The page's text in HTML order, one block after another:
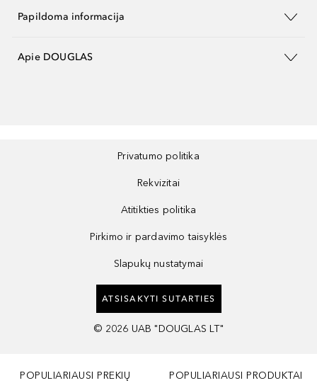
Papildoma informacija
Apie DOUGLAS
Privatumo politika
Rekvizitai
Atitikties politika
Pirkimo ir pardavimo taisyklės
Slapukų nustatymai
ATSISAKYTI SUTARTIES
© 2026 UAB "DOUGLAS LT"
POPULIARIAUSI PREKIŲ
POPULIARIAUSI PRODUKTAI